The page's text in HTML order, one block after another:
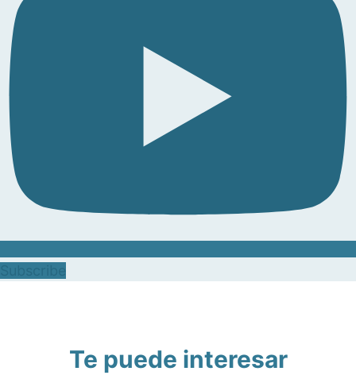
Te puede interesar